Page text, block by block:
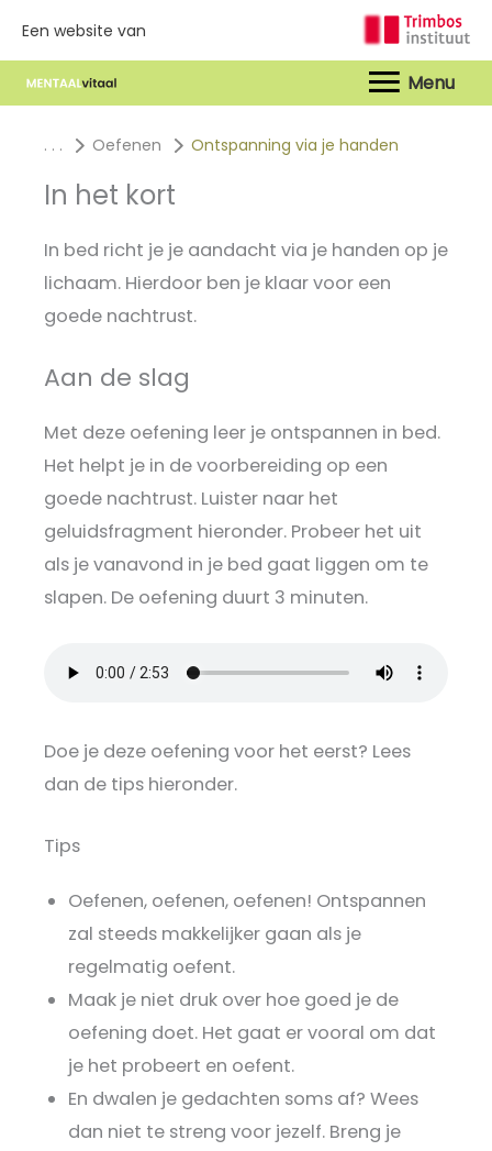
Een website van
. . . Oefenen Ontspanning via je handen
In het kort
In bed richt je je aandacht via je handen op je
lichaam. Hierdoor ben je klaar voor een
goede nachtrust.
Aan de slag
Met deze oefening leer je ontspannen in bed.
Het helpt je in de voorbereiding op een
goede nachtrust. Luister naar het
geluidsfragment hieronder. Probeer het uit
als je vanavond in je bed gaat liggen om te
slapen. De oefening duurt 3 minuten.
Doe je deze oefening voor het eerst? Lees
dan de tips hieronder.
Tips
Oefenen, oefenen, oefenen! Ontspannen
zal steeds makkelijker gaan als je
regelmatig oefent.
Maak je niet druk over hoe goed je de
oefening doet. Het gaat er vooral om dat
je het probeert en oefent.
En dwalen je gedachten soms af? Wees
dan niet te streng voor jezelf. Breng je